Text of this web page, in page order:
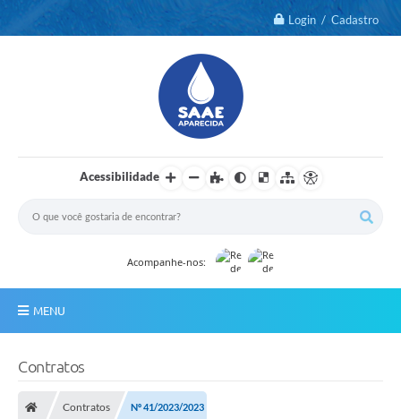
Login / Cadastro
Acessibilidade
Acompanhe-nos:
MENU
Contratos
Contratos Nº 41/2023/2023